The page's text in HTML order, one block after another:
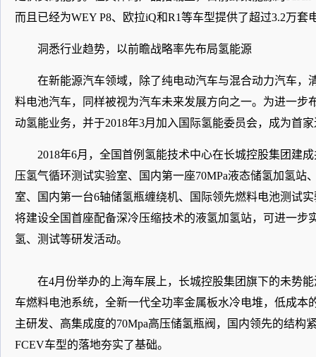
而且已经为WEY P8、欧拉iQ和R1等车型提供了超过3.2万套
洞悉行业趋势，以前瞻战略率先布局氢能源
在新能源汽车领域，除了纯电动汽车与混合动力汽车，
料电池汽车，同样被视为汽车未来发展方向之一。为进一步
动氢能业务，并于2018年3月加入国际氢能委员会，成为首
2018年6月，全国首例氢能技术中心在长城控股集团建
压氢气循环测试实验室、国内第一座70MPa液态储氢加氢站
室、国内第一台6轴储氢瓶缠绕机、国际领先燃料电池测试
将建设全国首座配备深冷压缩技术的液氢加氢站，可进一步
氢、测试等研发活动。
在4月份举办的上海车展上，长城控股集团旗下的未势
车燃料电池系统，全新一代全功率金属板水冷电堆，低成
主研发、高集成度的70Mpa高压储氢瓶阀，国内领先的结构
FCEV车型的落地夯实了基础。